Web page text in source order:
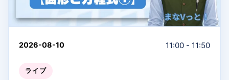
LIVE配信なら質問はコメント欄へ！
英文読解は、分解 → 理解 → 結合。
2026-08-10 11:00 - 11:50
ライブ